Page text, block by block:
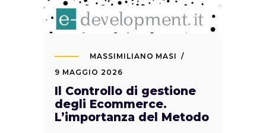
MASSIMILIANO MASI
9 MAGGIO 2026
Il Controllo di gestione
degli Ecommerce.
L’importanza del Metodo